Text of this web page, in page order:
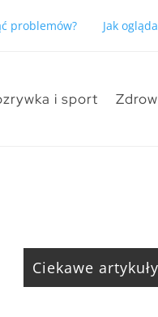
problemów? Jak
i sport
Ciekawe artykuły